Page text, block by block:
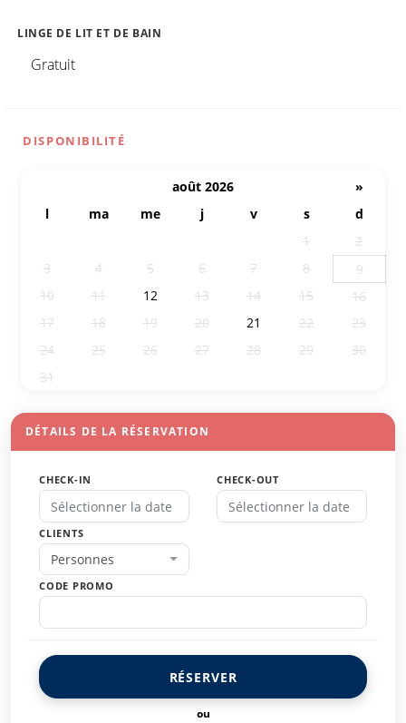
LINGE DE LIT ET DE BAIN
Gratuit
DISPONIBILITÉ
août 2026
»
l
ma me j v s
d
1
2
3
4 5 6 7 8
9
10
11 12 13 14 15
16
17
18 19 20 21 22
23
24
25 26 27 28 29
30
31
DÉTAILS DE LA RÉSERVATION
CHECK-IN CHECK-OUT
CLIENTS
Personnes
CODE PROMO
RÉSERVER
ou